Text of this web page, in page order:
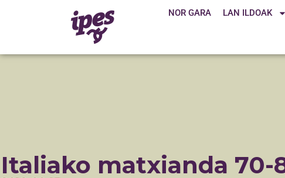
NOR GARA LAN ILDOAK
Italiako matxianda 70-